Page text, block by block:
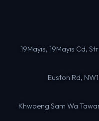
19Mayıs, 19Mayıs Cd,
Euston Rd,
Khwaeng Sam Wa